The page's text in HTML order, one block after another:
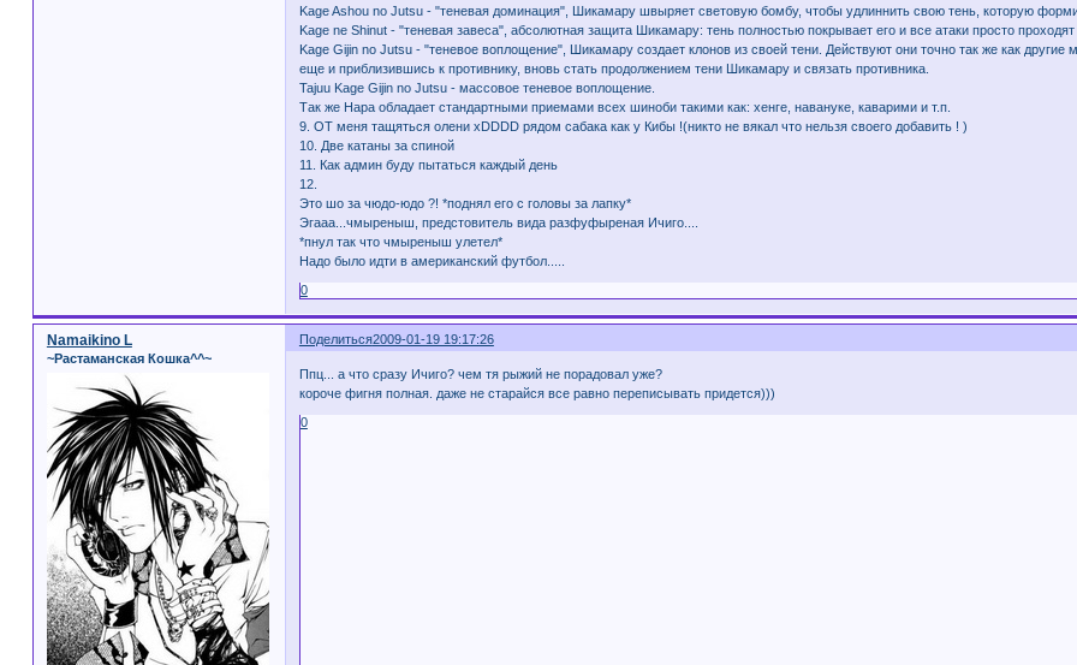
Kage Ashou no Jutsu - "теневая доминация", Шикамару швыряет световую бомбу, чтобы удлиннить свою тень, которую
Kage ne Shinut - "теневая завеса", абсолютная защита Шикамару: тень полностью покрывает его и все атаки просто
Kage Gijin no Jutsu - "теневое воплощение", Шикамару создает клонов из своей тени. Действуют они точно так же как
еще и приблизившись к противнику, вновь стать продолжением тени Шикамару и связать противника.
Tajuu Kage Gijin no Jutsu - массовое теневое воплощение.
Так же Нара обладает стандартными приемами всех шиноби такими как: хенге, навануке, каварими и т.п.
9. ОТ меня тащяться олени xDDDD рядом сабака как у Кибы !(никто не вякал что нельзя своего добавить ! )
10. Две катаны за спиной
11. Как админ буду пытаться каждый день
12.
Это шо за чюдо-юдо ?! *поднял его с головы за лапку*
Эгааа...чмыреныш, предстовитель вида разфуфыреная Ичиго....
*пнул так что чмыреныш улетел*
Надо было идти в американский футбол.....
0
Поделиться2009-01-19 19:17:26
Namaikino L
~Растаманская Кошка^^~
Ппц... а что сразу Ичиго? чем тя рыжий не порадовал уже?
короче фигня полная. даже не старайся все равно переписывать придется)))
0